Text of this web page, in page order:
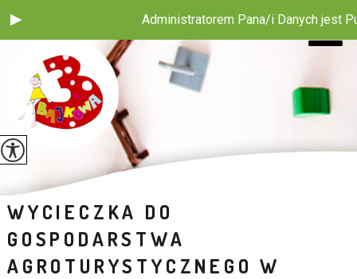
Administratorem Pana/i Danych jest
WYCIECZKA DO
GOSPODARSTWA
AGROTURYSTYCZNEGO W